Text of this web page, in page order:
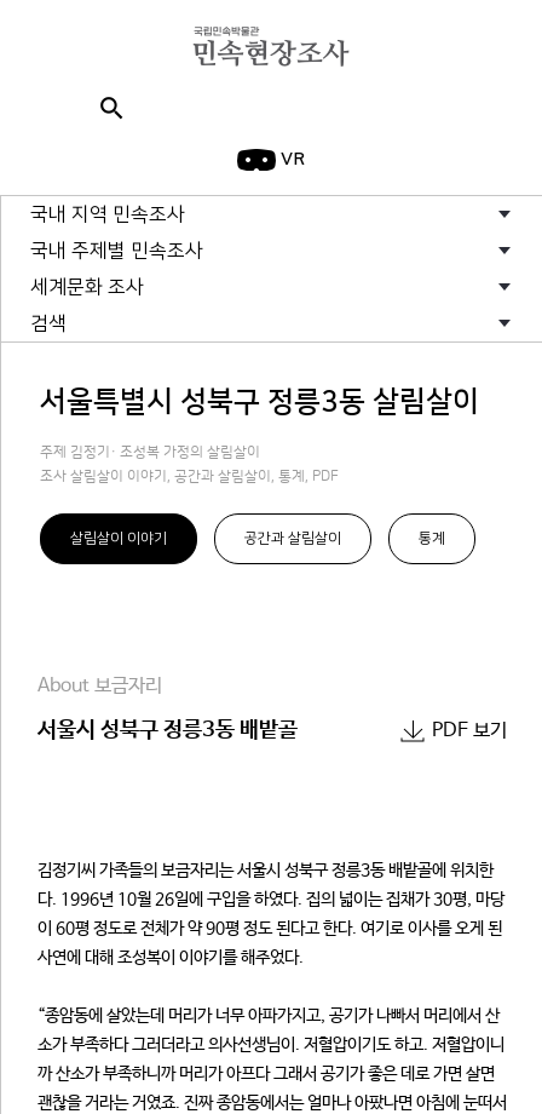
search
VR
국내 지역 민속조사
국내 주제별 민속조사
세계문화 조사
검색
서울특별시 성북구 정릉3동 살림살이
주제 김정기· 조성복 가정의 살림살이
조사 살림살이 이야기, 공간과 살림살이, 통계, PDF
살림살이 이야기 공간과 살림살이 통계
About 보금자리
서울시 성북구 정릉3동 배밭골 PDF 보기
김정기씨 가족들의 보금자리는 서울시 성북구 정릉3동 배밭골에 위치한
다. 1996년 10월 26일에 구입을 하였다. 집의 넓이는 집채가 30평, 마당
이 60평 정도로 전체가 약 90평 정도 된다고 한다. 여기로 이사를 오게 된
사연에 대해 조성복이 이야기를 해주었다.
“종암동에 살았는데 머리가 너무 아파가지고, 공기가 나빠서 머리에서 산
소가 부족하다 그러더라고 의사선생님이. 저혈압이기도 하고. 저혈압이니
까 산소가 부족하니까 머리가 아프다 그래서 공기가 좋은 데로 가면 살면
괜찮을 거라는 거였죠. 진짜 종암동에서는 얼마나 아팠나면 아침에 눈떠서